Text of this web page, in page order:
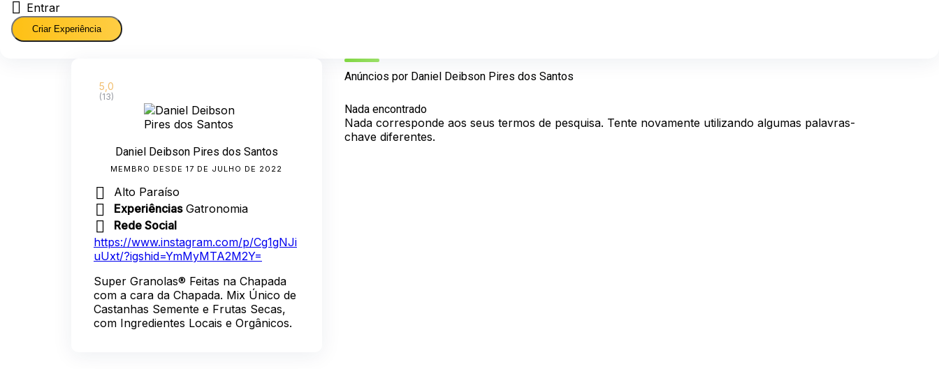
Entrar
Criar Experiência
Daniel Deibson Pires dos Santos
MEMBRO DESDE 17 DE JULHO DE 2022
5,0
(13)
Alto Paraíso
ExperiênciasGatronomia
Rede Social
https://www.instagram.com/p/Cg1gNJi
uUxt/?igshid=YmMyMTA2M2Y=
Super Granolas®️ Feitas na Chapada
com a cara da Chapada. Mix Único de
Castanhas Semente e Frutas Secas,
com Ingredientes Locais e Orgânicos.
Anúncios por Daniel Deibson Pires dos Santos
Nada encontrado
Nada corresponde aos seus termos de pesquisa. Tente novamente utilizando algumas palavras-
chave diferentes.